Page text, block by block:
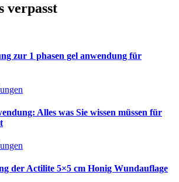
verpasst
zur 1 phasen gel anwendung für
Alles was Sie wissen müssen für
der Actilite 5×5 cm Honig Wundauflage